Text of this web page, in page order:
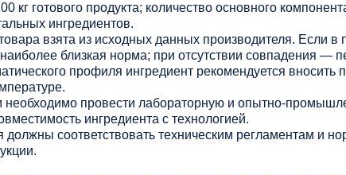
кг готового продукта; количество основного
ингредиентов.
взята из исходных данных производителя. Если
близкая норма; при отсутствии совпадения —
профиля ингредиент рекомендуется вносить
провести лабораторную и опытно-
ингредиента с технологией.
должны соответствовать техническим регламентам и